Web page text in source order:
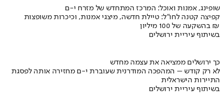
שופינג, אמנות ואוכל: המרכז המתחדש של מזרח י-ם
קפיצה קטנה לחו"ל: טיילת חדשה, מיצגי אמנות, וכיכרות משופצות
בהשקעה של 100 מיליון ₪
בשיתוף עיריית ירושלים
כך ירושלים ממציאה את עצמה מחדש
לא רק קודש – המהפכה המודרנית שעוברת י-ם מחזירה אותה לפסגת
התיירות הישראלית
בשיתוף עיריית ירושלים